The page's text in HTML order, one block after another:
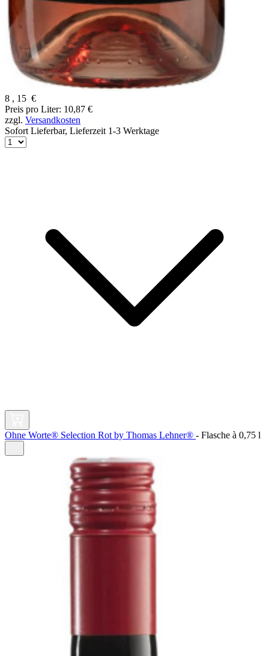
8 , 15 €
Preis pro Liter: 10,87 €
zzgl. Versandkosten
Sofort Lieferbar, Lieferzeit 1-3 Werktage
Ohne Worte® Selection Rot by Thomas Lehner® - Flasche à 0,75 l